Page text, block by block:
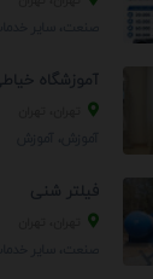
فیلتر شنی